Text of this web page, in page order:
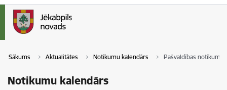
Sākums Aktualitātes Notikumu kalendārs Pašvaldības notikumi
Notikumu kalendārs